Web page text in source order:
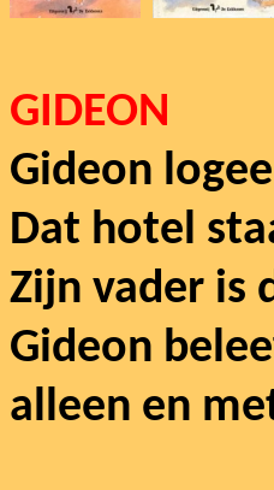
GIDEON
Gideon
Dat hotel
Zijn vader is
Gideon
alleen en